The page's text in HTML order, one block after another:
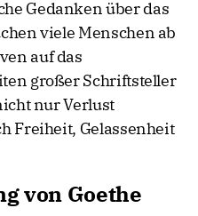
Gedanken über das
viele Menschen ab
auf das
großer Schriftsteller
nur Verlust
Freiheit, Gelassenheit
von Goethe